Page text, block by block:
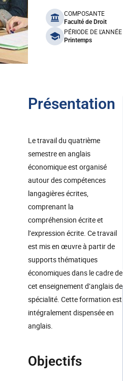
benefits
COMPOSANTE
Faculté de Droit
PÉRIODE DE L'ANNÉE
Printemps
Présentation
Le travail du quatrième
semestre en anglais
économique est organisé
autour des compétences
langagières écrites,
comprenant la
compréhension écrite et
l’expression écrite. Ce travail
est mis en œuvre à partir de
supports thématiques
économiques dans le cadre de
cet enseignement d’anglais de
spécialité. Cette formation est
intégralement dispensée en
anglais.
Objectifs